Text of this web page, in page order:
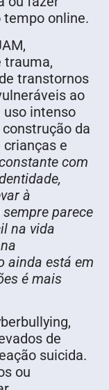
online.
trauma,
transtornos
ao
uso intenso
da
e
com
à
parece
na vida
ainda está em
é mais
de
suicida.
ou